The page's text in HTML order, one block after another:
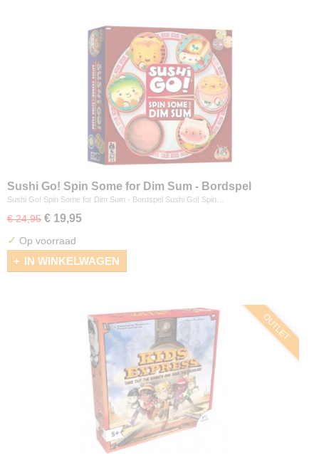
Sushi Go! Spin Some for Dim Sum - Bordspel
Sushi Go! Spin Some for Dim Sum - Bordspel Sushi Go! Spin…
€ 24,95 € 19,95
✓ Op voorraad
IN WINKELWAGEN
OUTLET